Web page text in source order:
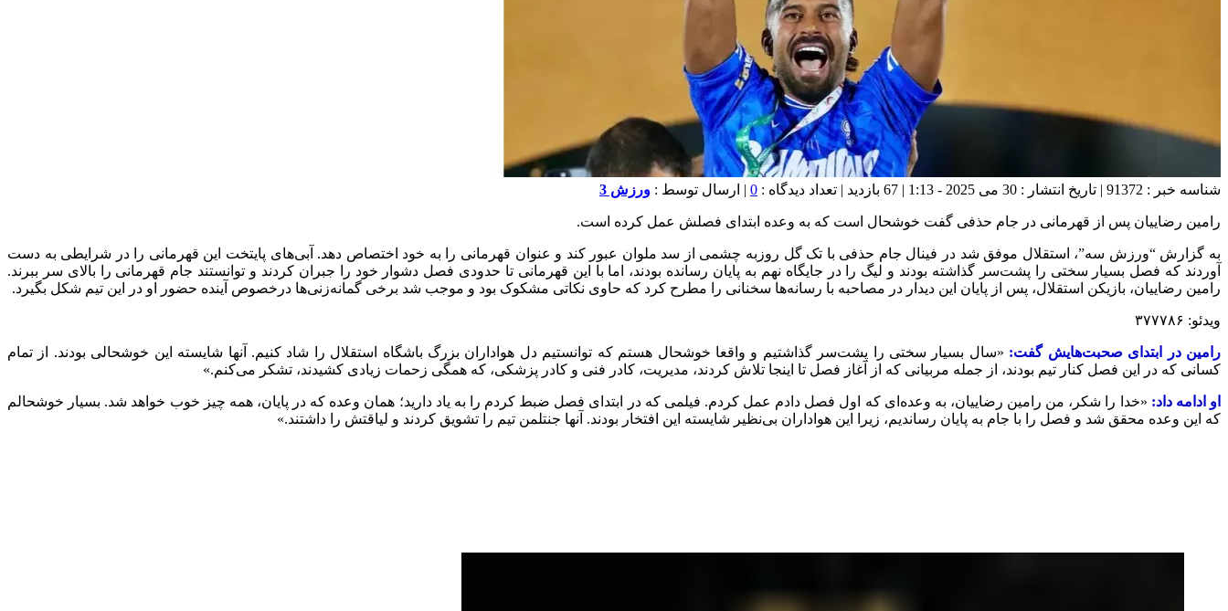
شناسه خبر : 91372 | تاریخ انتشار : 30 می 2025 - 1:13 | 67 بازدید | تعداد دیدگاه : 0 | ارسال توسط : ورزش 3
رامین رضاییان پس از قهرمانی در جام حذفی گفت خوشحال است که به وعده ابتدای فصلش عمل کرده است.
به گزارش “ورزش سه”، استقلال موفق شد در فینال جام حذفی با تک گل روزبه چشمی از سد ملوان عبور کند و عنوان قهرمانی را به خود اختصاص دهد. آبی‌های پایتخت این قهرمانی را در شرایطی به دست
آوردند که فصل بسیار سختی را پشت‌سر گذاشته بودند و لیگ را در جایگاه نهم به پایان رسانده بودند، اما با این قهرمانی تا حدودی فصل دشوار خود را جبران کردند و توانستند جام قهرمانی را بالای سر ببرند.
رامین رضاییان، بازیکن استقلال، پس از پایان این دیدار در مصاحبه با رسانه‌ها سخنانی را مطرح کرد که حاوی نکاتی مشکوک بود و موجب شد برخی گمانه‌زنی‌ها درخصوص آینده حضور او در این تیم شکل بگیرد.
ویدئو: ۳۷۷۷۸۶
رامین در ابتدای صحبت‌هایش گفت: «سال بسیار سختی را پشت‌سر گذاشتیم و واقعا خوشحال هستم که توانستیم دل هواداران بزرگ باشگاه استقلال را شاد کنیم. آنها شایسته این خوشحالی بودند. از تمام
کسانی که در این فصل کنار تیم بودند، از جمله مربیانی که از آغاز فصل تا اینجا تلاش کردند، مدیریت، کادر فنی و کادر پزشکی، که همگی زحمات زیادی کشیدند، تشکر می‌کنم.»
او ادامه داد: «خدا را شکر، من رامین رضاییان، به وعده‌ای که اول فصل دادم عمل کردم. فیلمی که در ابتدای فصل ضبط کردم را به یاد دارید؛ همان وعده که در پایان، همه چیز خوب خواهد شد. بسیار خوشحالم
که این وعده محقق شد و فصل را با جام به پایان رساندیم، زیرا این هواداران بی‌نظیر شایسته این افتخار بودند. آنها جنتلمن تیم را تشویق کردند و لیاقتش را داشتند.»